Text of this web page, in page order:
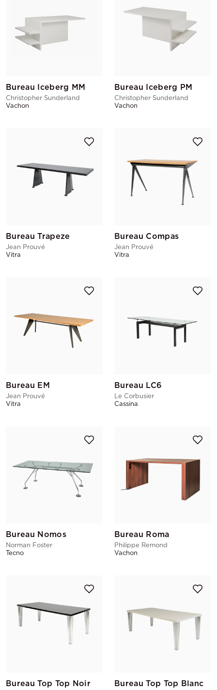
Bureau Iceberg MM
Christopher Sunderland
Vachon
Bureau Iceberg PM
Christopher Sunderland
Vachon
Bureau Trapeze
Jean Prouvé
Vitra
Bureau Compas
Jean Prouvé
Vitra
Bureau EM
Jean Prouvé
Vitra
Bureau LC6
Le Corbusier
Cassina
Bureau Nomos
Norman Foster
Tecno
Bureau Roma
Philippe Remond
Vachon
Bureau Top Top Noir Bureau Top Top Blanc